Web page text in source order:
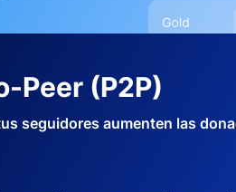
Peer (P2P)
seguidores aumenten las